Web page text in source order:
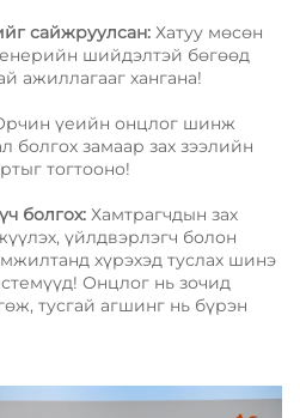
сайжруулсан: Хатуу мөсөн
шийдэлтэй бөгөөд
ажиллагааг хангана!
үеийн онцлог шинж
болгох замаар зах зээлийн
тогтооно!
болгох: Хамтрагчдын зах
үйлдвэрлэгч болон
хүрэхэд туслах шинэ
Онцлог нь зочид
тусгай агшинг нь бүрэн